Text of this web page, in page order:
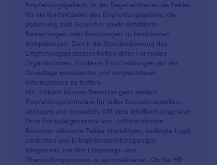
Empfehlungsgebern. In der Regel enthalten sie Felder
für die Kontaktdaten des Empfehlungsgebers, die
Beziehung zum Bewerber sowie detaillierte
Bewertungen oder Benotungen zu bestimmten
Kompetenzen. Durch die Standardisierung des
Empfehlungsprozesses helfen diese Formulare
Organisationen, fundierte Entscheidungen auf der
Grundlage konsistenter und vergleichbarer
Informationen zu treffen.
Mit Jotform können Benutzer ganz einfach
Empfehlungsformulare für jedes Szenario erstellen,
anpassen und verwalten. Mit dem intuitiven Drag-and-
Drop Formulargenerator von Jotform können
Benutzer relevante Felder hinzufügen, bedingte Logik
einrichten und E-Mail-Benachrichtigungen
integrieren, um den Erfassungs- und
Überprüfungsprozess zu automatisieren. Ob Sie HR